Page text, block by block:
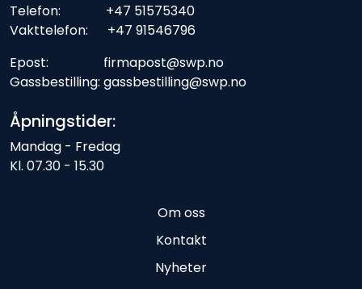
Telefon: +47 51575340
Vakttelefon: +47 91546796
Epost: firmapost@swp.no
Gassbestilling: gassbestilling@swp.no
Åpningstider:
Mandag - Fredag
Kl. 07.30 - 15.30
Om oss
Kontakt
Nyheter